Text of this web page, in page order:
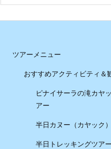
ツアーメニュー
おすすめアクティビティ＆
ピナイサーラの滝カヤ
アー
半日カヌー（カヤック
半日トレッキングツアー